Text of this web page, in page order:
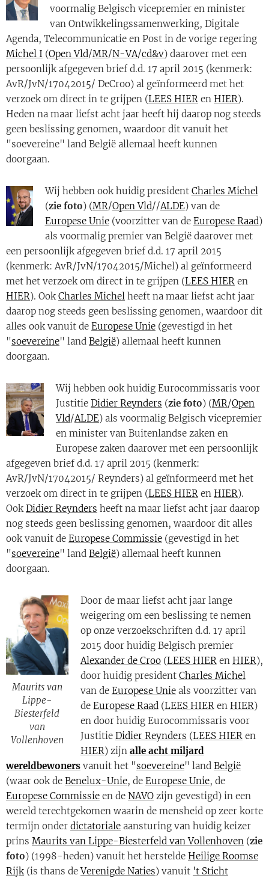
voormalig Belgisch vicepremier en minister
van Ontwikkelingssamenwerking, Digitale
Agenda, Telecommunicatie en Post in de vorige regering
Michel I (Open Vld/MR/N-VA/cd&v) daarover met een
persoonlijk afgegeven brief d.d. 17 april 2015 (kenmerk:
AvR/JvN/17042015/ DeCroo) al geïnformeerd met het
verzoek om direct in te grijpen (LEES HIER en HIER).
Heden na maar liefst acht jaar heeft hij daarop nog steeds
geen beslissing genomen, waardoor dit vanuit het
"soevereine" land België allemaal heeft kunnen
doorgaan.
Wij hebben ook huidig president Charles Michel
(zie foto) (MR/Open Vld//ALDE) van de
Europese Unie(voorzitter van de Europese Raad)
als voormalig premier van België daarover met
een persoonlijk afgegeven brief d.d. 17 april 2015
(kenmerk: AvR/JvN/17042015/Michel) al geïnformeerd
met het verzoek om direct in te grijpen (LEES HIER en
HIER). Ook Charles Michel heeft na maar liefst acht jaar
daarop nog steeds geen beslissing genomen, waardoor dit
alles ook vanuit de Europese Unie (gevestigd in het
"soevereine" land België) allemaal heeft kunnen
doorgaan.
Wij hebben ook huidig Eurocommissaris voor
Justitie Didier Reynders (zie foto) (MR/Open
Vld/ALDE) als voormalig Belgisch vicepremier
en minister van Buitenlandse zaken en
Europese zaken daarover met een persoonlijk
afgegeven brief d.d. 17 april 2015 (kenmerk:
AvR/JvN/17042015/ Reynders) al geïnformeerd met het
verzoek om direct in te grijpen (LEES HIER en HIER).
Ook Didier Reynders heeft na maar liefst acht jaar daarop
nog steeds geen beslissing genomen, waardoor dit alles
ook vanuit de Europese Commissie (gevestigd in het
"soevereine" land België) allemaal heeft kunnen
doorgaan.
Maurits van
Lippe-
Biesterfeld
van
Vollenhoven
Door de maar liefst acht jaar lange
weigering om een beslissing te nemen
op onze verzoekschriften d.d. 17 april
2015 door huidig Belgisch premier
Alexander de Croo(LEES HIER en HIER),
door huidig president Charles Michel
van de Europese Unieals voorzitter van
de Europese Raad (LEES HIER en HIER)
en door huidig Eurocommissaris voor
Justitie Didier Reynders (LEES HIER en
HIER) zijn alle acht miljard
wereldbewoners vanuit het "soevereine" land België
(waar ook de Benelux-Unie, de Europese Unie, de
Europese Commissie en de NAVO zijn gevestigd) in een
wereld terechtgekomen waarin de mensheid op zeer korte
termijn onder dictatoriale aansturing van huidig keizer
prins Maurits van Lippe-Biesterfeld van Vollenhoven (zie
foto) (1998-heden) vanuit het herstelde Heilige Roomse
Rijk (is thans deVerenigde Naties) vanuit 't Sticht